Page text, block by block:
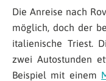
Die Anreise nach
möglich, doch der
italienische Triest.
zwei Autostunden
Beispiel mit einem